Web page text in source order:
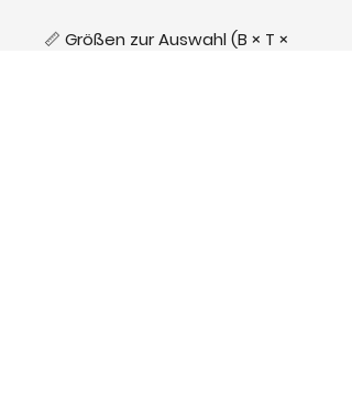
📏 Größen zur Auswahl (B × T ×